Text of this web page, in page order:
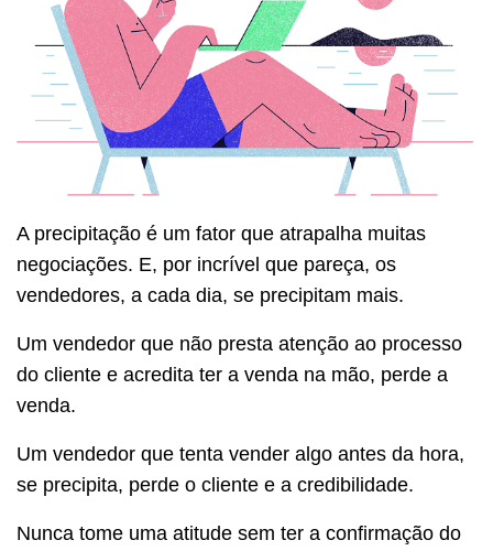
A precipitação é um fator que atrapalha muitas
negociações. E, por incrível que pareça, os
vendedores, a cada dia, se precipitam mais.
Um vendedor que não presta atenção ao processo
do cliente e acredita ter a venda na mão, perde a
venda.
Um vendedor que tenta vender algo antes da hora,
se precipita, perde o cliente e a credibilidade.
Nunca tome uma atitude sem ter a confirmação do